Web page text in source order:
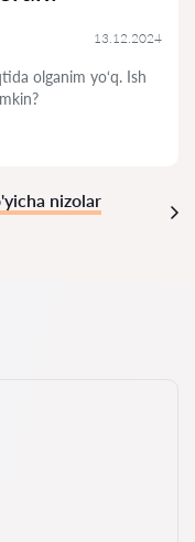
13.12.2024
olganim yo‘q. Ish
nizolar